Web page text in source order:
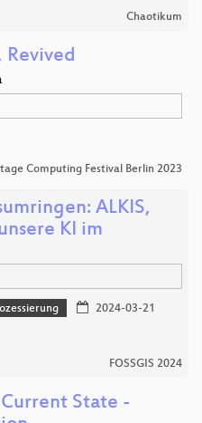
Chaotikum
Revived
Computing Festival Berlin 2023
ALKIS,
KI im
2024-03-21
FOSSGIS 2024
State -